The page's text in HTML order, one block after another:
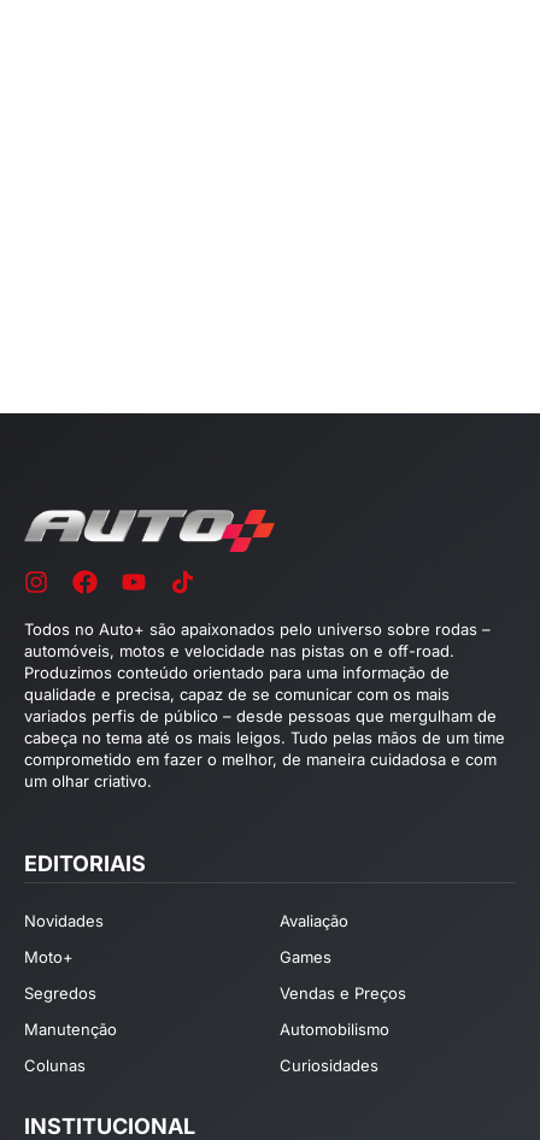
Todos no Auto+ são apaixonados pelo universo sobre rodas –
automóveis, motos e velocidade nas pistas on e off-road.
Produzimos conteúdo orientado para uma informação de
qualidade e precisa, capaz de se comunicar com os mais
variados perfis de público – desde pessoas que mergulham de
cabeça no tema até os mais leigos. Tudo pelas mãos de um time
comprometido em fazer o melhor, de maneira cuidadosa e com
um olhar criativo.
EDITORIAIS
Novidades
Avaliação
Moto+
Games
Segredos
Vendas e Preços
Manutenção
Automobilismo
Colunas
Curiosidades
INSTITUCIONAL